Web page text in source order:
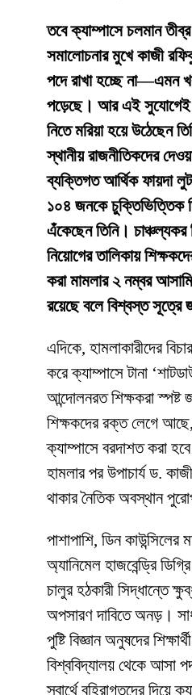
তবে ক্যাম্পাসে চলমান
সমালোচনার মুখে কাজী
পদে রাখা হচ্ছে না—এমন
পড়েছে। আর এই সুযোগেই
নিতে মরিয়া হয়ে উঠেছেন
স্থানীয় রাজনীতিকদের
ব্যক্তিগত আর্থিক ফায়দা
১০৪ জনকে চুক্তিভিত্তিক
এঁকেছেন তিনি।
নিয়োগের তালিকায়
করা মামলার ২ নম্বর
রয়েছে বলে বিশ্বস্ত সূত্রে
​এদিকে, হামলাকারীদের
করে ক্যাম্পাসে টানা
আন্দোলনরত শিক্ষকরা স্পষ্ট
শিক্ষকদের রক্ত লেগে
ক্যাম্পাসে বরদাশত করা
হামলার পর উপাচার্য ড.
থাকার নৈতিক অবস্থান
​পাশাপাশি, ডিন
অ্যানিমেল হাজবেন্ড্রি
চালুর হঠকারী সিদ্ধান্তে
অপসারণ দাবিতে অনড়।
পুষ্টি বিজ্ঞান অনুষদের
বিশ্ববিদ্যালয় থেকে আসা
স্বার্থে বহিরাগতদের দিয়ে